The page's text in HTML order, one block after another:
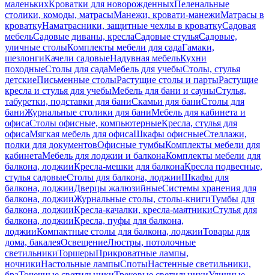
маленькихКроватки для новорожденныхПеленальные
столики, комоды, матрасыМанежи, кровати-манежиМатрасы в
кроваткуНаматрасники, защитные чехлы в кроваткуСадовая
мебельСадовые диваны, креслаСадовые стульяСадовые,
уличные столыКомплекты мебели для садаГамаки,
шезлонгиКачели садовыеНадувная мебельКухни
походныеСтолы для садаМебель для учебыСтолы, стулья
детскиеПисьменные столыРастущие столы и партыРастущие
кресла и стулья для учебыМебель для бани и сауныСтулья,
табуретки, подставки для баниСкамьи для баниСтолы для
баниЖурнальные столики для баниМебель для кабинета и
офисаСтолы офисные, компьютерныеКресла, стулья для
офисаМягкая мебель для офисаШкафы офисныеСтеллажи,
полки для документовОфисные тумбыКомплекты мебели для
кабинетаМебель для лоджии и балконаКомплекты мебели для
балкона, лоджииКресла-мешки для балконаКресла подвесные,
стулья садовыеСтолы для балкона, лоджииШкафы для
балкона, лоджииДверцы жалюзийныеСистемы хранения для
балкона, лоджииЖурнальные столы, столы-книгиТумбы для
балкона, лоджииКресла-качалки, кресла-маятникиСтулья для
балкона, лоджииКресла, пуфы для балкона,
лоджииКомпактные столы для балкона, лоджииТовары для
дома, бакалеяОсвещениеЛюстры, потолочные
светильникиТоршерыПрикроватные лампы,
ночникиНастольные лампыСпотыНастенные светильники,